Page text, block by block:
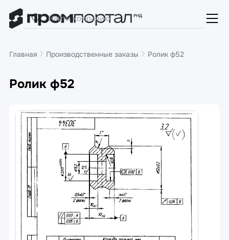
Главная Производственные заказы Ролик ф52
Ролик ф52